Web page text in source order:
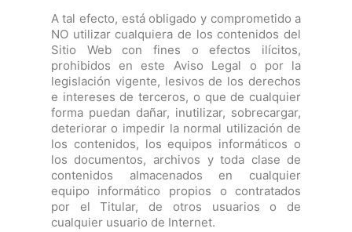
A tal efecto, está obligado y comprometido a
NO utilizar cualquiera de los contenidos del
Sitio Web con fines o efectos ilícitos,
prohibidos en este Aviso Legal o por la
legislación vigente, lesivos de los derechos
e intereses de terceros, o que de cualquier
forma puedan dañar, inutilizar, sobrecargar,
deteriorar o impedir la normal utilización de
los contenidos, los equipos informáticos o
los documentos, archivos y toda clase de
contenidos almacenados en cualquier
equipo informático propios o contratados
por el Titular, de otros usuarios o de
cualquier usuario de Internet.